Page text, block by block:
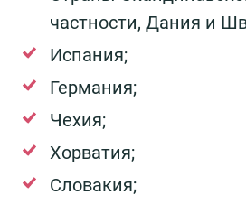
частности, Дания и
Испания;
Германия;
Чехия;
Хорватия;
Словакия;